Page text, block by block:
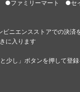
ファミリーマート ●セイ
ニエンスストアでの決済
に入ります
少し」ボタンを押して登録